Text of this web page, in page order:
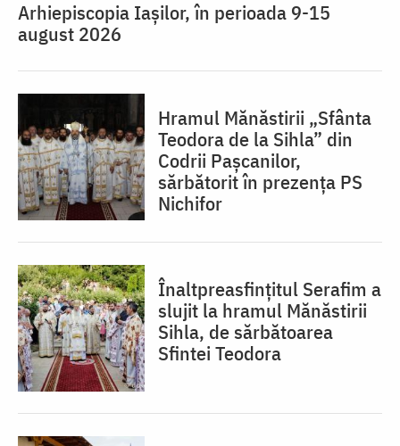
Arhiepiscopia Iaşilor, în perioada 9-15
august 2026
Hramul Mănăstirii „Sfânta
Teodora de la Sihla” din
Codrii Pașcanilor,
sărbătorit în prezența PS
Nichifor
Înaltpreasfințitul Serafim a
slujit la hramul Mănăstirii
Sihla, de sărbătoarea
Sfintei Teodora